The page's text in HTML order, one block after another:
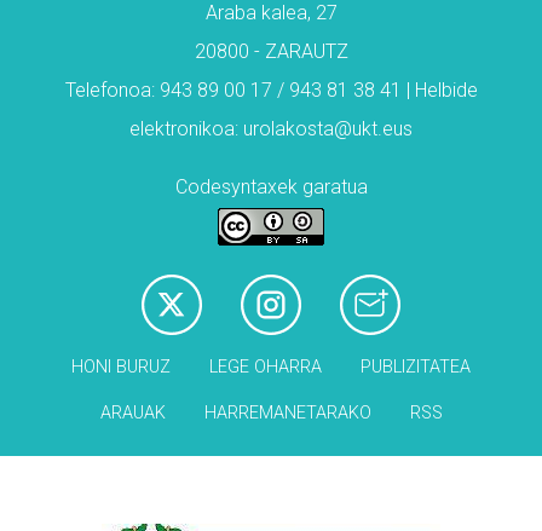
Araba kalea, 27
20800 - ZARAUTZ
Telefonoa: 943 89 00 17 / 943 81 38 41 | Helbide
elektronikoa: urolakosta@ukt.eus
Codesyntaxek garatua
HONI BURUZ LEGE OHARRA PUBLIZITATEA
ARAUAK HARREMANETARAKO RSS